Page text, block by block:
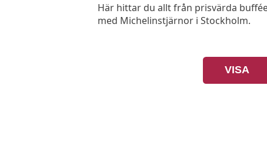
Här hittar du allt från prisvärda
med Michelinstjärnor i Stockholm.
VISA